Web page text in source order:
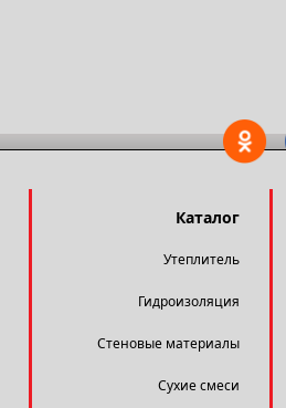
Каталог
Утеплитель
Гидроизоляция
Стеновые материалы
Сухие смеси